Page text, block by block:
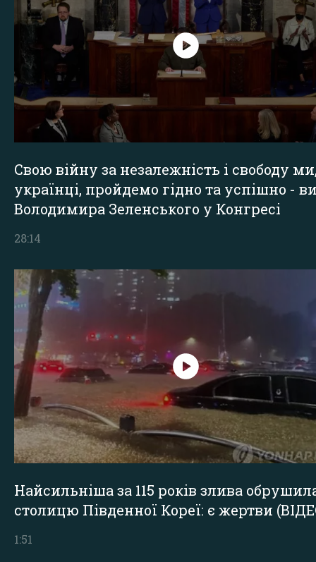
Свою війну за незалежність і свободу
українці, пройдемо гідно та успішно -
Володимира Зеленського у Конгресі
28:14
Найсильніша за 115 років злива
столицю Південної Кореї: є жертви
1:51